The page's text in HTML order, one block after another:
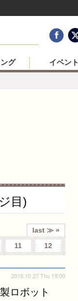
グ イベント
目)
last ≫ »
11 12
2016.10.27 Thu 19:00
ロボット